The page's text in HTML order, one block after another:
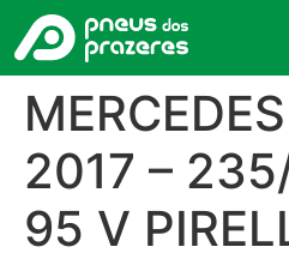
2017 –
95 V